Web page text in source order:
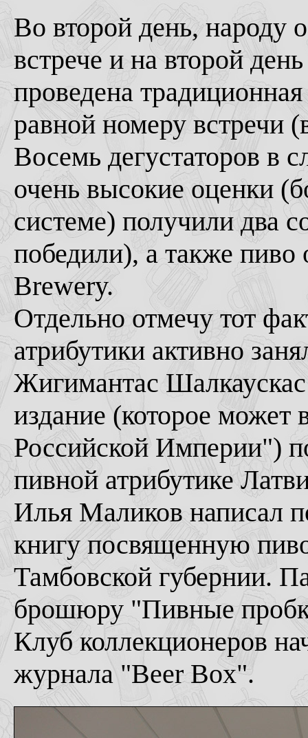
Во второй день, народу
встрече и на второй
проведена
равной номеру встречи
Восемь дегустаторов в
очень высокие оценки
системе) получили два
победили), а также
Brewery.
Отдельно отмечу тот
атрибутики активно
Жигимантас
издание (которое может
Российской Империи")
пивной атрибутике
Илья Маликов написал
книгу посвященную
Тамбовской губернии.
брошюру "Пивные
Клуб коллекционеров
журнала "Beer Box".